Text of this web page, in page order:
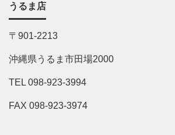
うるま店
〒901-2213
沖縄県うるま市田場2000
TEL 098-923-3994
FAX 098-923-3974